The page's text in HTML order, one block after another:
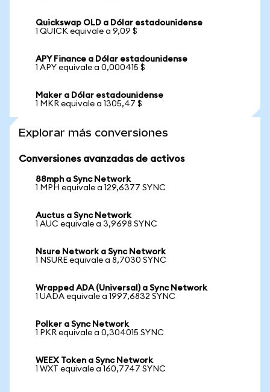
Quickswap OLD a Dólar estadounidense
1 QUICK equivale a 9,09 $
APY Finance a Dólar estadounidense
1 APY equivale a 0,000415 $
Maker a Dólar estadounidense
1 MKR equivale a 1305,47 $
Explorar más conversiones
Conversiones avanzadas de activos
88mph a Sync Network
1 MPH equivale a 129,6377 SYNC
Auctus a Sync Network
1 AUC equivale a 3,9698 SYNC
Nsure Network a Sync Network
1 NSURE equivale a 8,7030 SYNC
Wrapped ADA (Universal) a Sync Network
1 UADA equivale a 1997,6832 SYNC
Polker a Sync Network
1 PKR equivale a 0,304015 SYNC
WEEX Token a Sync Network
1 WXT equivale a 160,7747 SYNC